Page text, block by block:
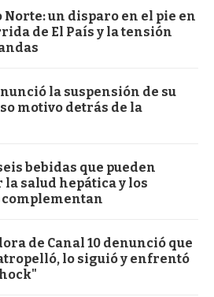
Norte: un disparo en el pie en
de El País y la tensión
la suspensión de su
motivo detrás de la
bebidas que pueden
la salud hepática y los
complementan
de Canal 10 denunció que
lo siguió y enfrentó